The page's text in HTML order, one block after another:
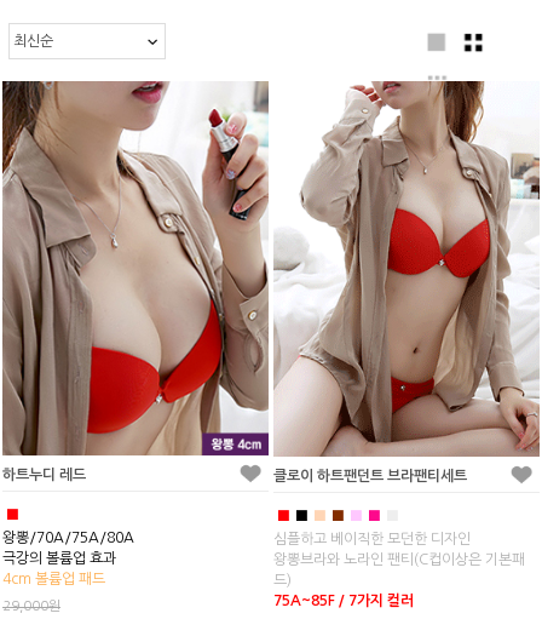
하트누디 레드
■
왕뽕/70A/75A/80A
극강의 볼륨업 효과
4cm 볼륨업 패드
29,000원
클로이 하트팬던트 브라팬티세트
■ ■ ■ ■ ■ ■
심플하고 베이직한 모던한 디자인
왕뽕브라와 노라인 팬티(C컵이상은 기본패
드)
75A~85F / 7가지 컬러